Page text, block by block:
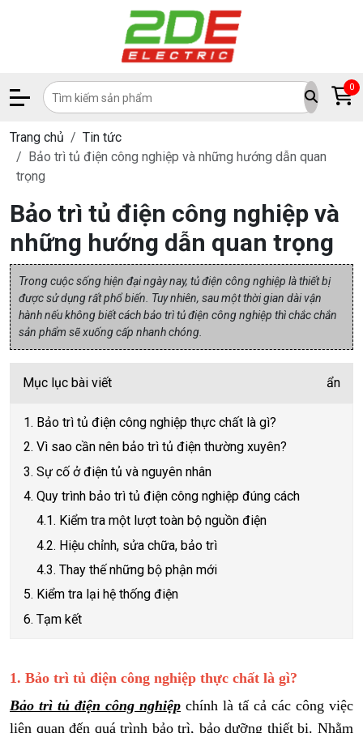
0
Trang chủ
Tin tức
Bảo trì tủ điện công nghiệp và những hướng dẫn quan
trọng
Bảo trì tủ điện công nghiệp và
những hướng dẫn quan trọng
Trong cuộc sống hiện đại ngày nay, tủ điện công nghiệp là thiết bị
được sử dụng rất phổ biến. Tuy nhiên, sau một thời gian dài vận
hành nếu không biết cách bảo trì tủ điện công nghiệp thì chắc chắn
sản phẩm sẽ xuống cấp nhanh chóng.
Mục lục bài viết ẩn
1. Bảo trì tủ điện công nghiệp thực chất là gì?
2. Vì sao cần nên bảo trì tủ điện thường xuyên?
3. Sự cố ở điện tủ và nguyên nhân
4. Quy trình bảo trì tủ điện công nghiệp đúng cách
4.1. Kiểm tra một lượt toàn bộ nguồn điện
4.2. Hiệu chỉnh, sửa chữa, bảo trì
4.3. Thay thế những bộ phận mới
5. Kiểm tra lại hệ thống điện
6. Tạm kết
1. Bảo trì tủ điện công nghiệp thực chất là gì?
Bảo trì tủ điện công nghiệp chính là tấ cả các công việc
liên quan đến quá trình bảo trì, bảo dưỡng thiết bị. Nhằm